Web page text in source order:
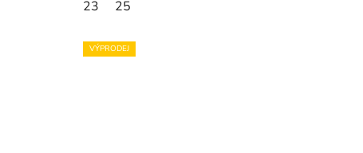
23 25
VÝPRODEJ